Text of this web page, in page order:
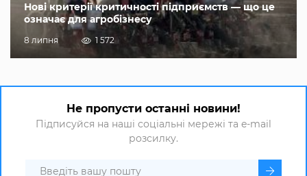
Нові критерії критичності підприємств — що це
означає для агробізнесу
8 липня 1 572
Не пропусти останні новини!
Підписуйся на наші соціальні мережі та e-mail
розсилку.